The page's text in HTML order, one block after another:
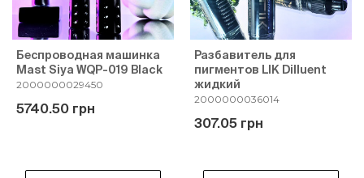
Беспроводная машинка
Mast Siya WQP-019 Black
2000000029450
5740.50 грн
Разбавитель для
пигментов LIK Dilluent
жидкий
2000000036014
307.05 грн